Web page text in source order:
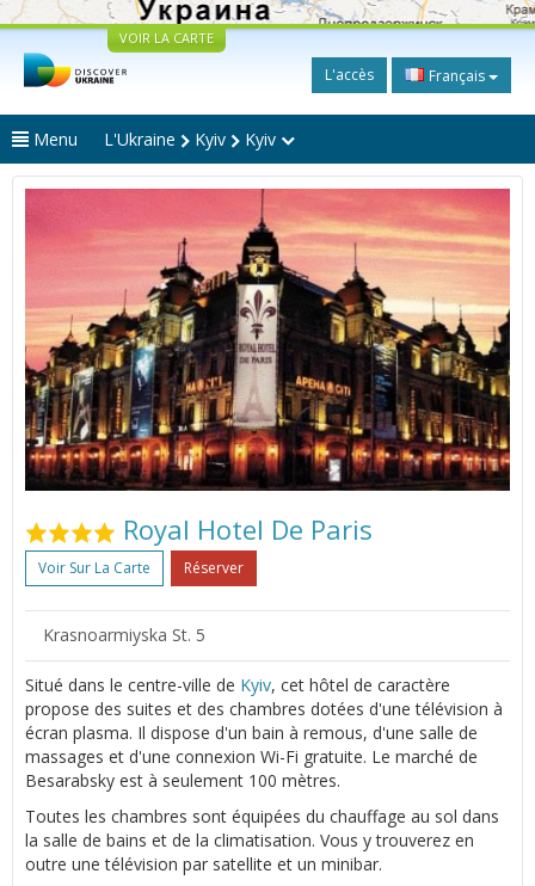
VOIR LA CARTE
L'accès Français
Menu L'Ukraine Kyiv Kyiv
Royal Hotel De Paris
Voir Sur La Carte Réserver
Krasnoarmiyska St. 5
Situé dans le centre-ville de Kyiv, cet hôtel de caractère
propose des suites et des chambres dotées d'une télévision à
écran plasma. Il dispose d'un bain à remous, d'une salle de
massages et d'une connexion Wi-Fi gratuite. Le marché de
Besarabsky est à seulement 100 mètres.
Toutes les chambres sont équipées du chauffage au sol dans
la salle de bains et de la climatisation. Vous y trouverez en
outre une télévision par satellite et un minibar.